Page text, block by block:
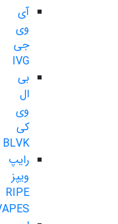
آی
وی
جی
IVG
بی
ال
وی
کی
BLVK
رایپ
ویپز
RIPE